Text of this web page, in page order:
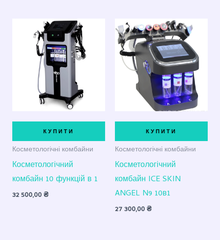
КУПИТИ
Косметологічні комбайни
Косметологічний
комбайн 10 функцій в 1
32 500,00₴
КУПИТИ
Косметологічні комбайни
Косметологічний
комбайн ICE SKIN
ANGEL N9 10в1
27 300,00₴